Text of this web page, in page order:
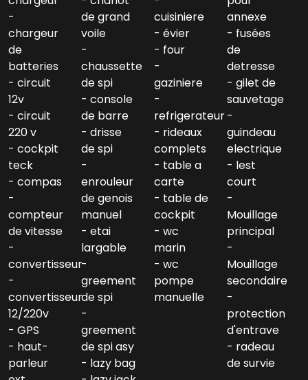
chargeur
de
batteries
circuit
12v
circuit
220 v
cockpit
teck
compas
compteur
de vitesse
convertisseur
convertisseur
12/220v
GPS
haut-
parleur
de grand
voile
chaussette
de spi
console
de barre
drisse
de spi
enrouleur
de genois
manuel
etai
largable
greement
de spi
greement
de spi asy
lazy bag
cuisiniere
évier
four
gaziniere
refrigerateur
rideaux
complets
table a
carte
table de
cockpit
wc
marin
wc
pompe
manuelle
annexe
fusées
de
detresse
gilet de
sauvetage
guindeau
electrique
lest
court
Mouillage
principal
Mouillage
secondaire
protection
d'entrave
radeau
de survie